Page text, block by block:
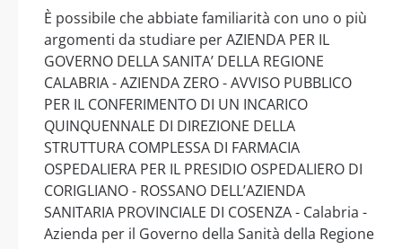
È possibile che abbiate familiarità con uno o più
argomenti da studiare per AZIENDA PER IL
GOVERNO DELLA SANITA’ DELLA REGIONE
CALABRIA - AZIENDA ZERO - AVVISO PUBBLICO
PER IL CONFERIMENTO DI UN INCARICO
QUINQUENNALE DI DIREZIONE DELLA
STRUTTURA COMPLESSA DI FARMACIA
OSPEDALIERA PER IL PRESIDIO OSPEDALIERO DI
CORIGLIANO - ROSSANO DELL’AZIENDA
SANITARIA PROVINCIALE DI COSENZA - Calabria -
Azienda per il Governo della Sanità della Regione